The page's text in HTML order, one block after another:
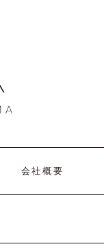
会社概要